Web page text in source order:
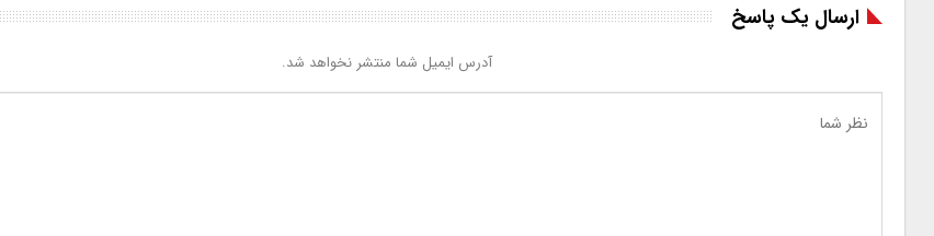
ارسال یک پاسخ
آدرس ایمیل شما منتشر نخواهد شد.